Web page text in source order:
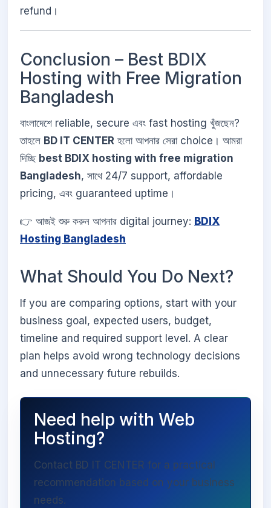
refund।
Conclusion – Best BDIX
Hosting with Free Migration
Bangladesh
বাংলাদেশে reliable, secure এবং fast hosting খুঁজছেন?
তাহলে BD IT CENTER হলো আপনার সেরা choice। আমরা
দিচ্ছি best BDIX hosting with free migration
Bangladesh, সাথে 24/7 support, affordable
pricing, এবং guaranteed uptime।
👉 আজই শুরু করুন আপনার digital journey: BDIX
Hosting Bangladesh
What Should You Do Next?
If you are comparing options, start with your
business goal, expected users, budget,
timeline and required support level. A clear
plan helps avoid wrong technology decisions
and unnecessary future rebuilds.
Need help with Web
Hosting?
Contact BD IT CENTER for a practical
recommendation based on your business
needs.